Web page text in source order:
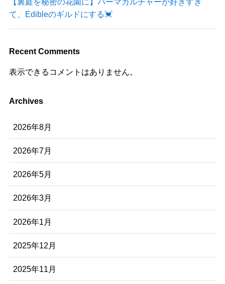
て、Edibleのギルドにする💓
Recent Comments
表示できるコメントはありません。
Archives
2026年8月
2026年7月
2026年5月
2026年3月
2026年1月
2025年12月
2025年11月